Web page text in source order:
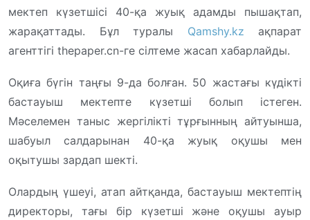
мектеп күзетшісі 40-қа жуық адамды пышақтап,
жарақаттады. Бұл туралы Qamshy.kz ақпарат
агенттігі thepaper.cn-ге сілтеме жасап хабарлайды.
Оқиға бүгін таңғы 9-да болған. 50 жастағы күдікті
бастауыш мектепте күзетші болып істеген.
Мәселемен таныс жергілікті тұрғынның айтуынша,
шабуыл салдарынан 40-қа жуық оқушы мен
оқытушы зардап шекті.
Олардың үшеуі, атап айтқанда, бастауыш мектептің
директоры, тағы бір күзетші және оқушы ауыр